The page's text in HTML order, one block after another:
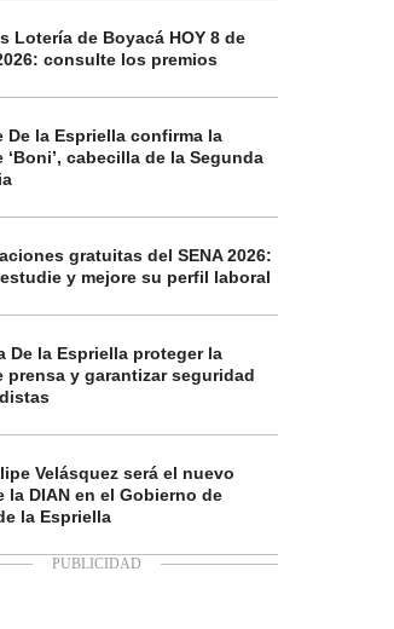
Lotería de Boyacá HOY 8 de
consulte los premios
De la Espriella confirma la
‘Boni’, cabecilla de la Segunda
gratuitas del SENA 2026:
y mejore su perfil laboral
De la Espriella proteger la
prensa y garantizar seguridad
Velásquez será el nuevo
la DIAN en el Gobierno de
la Espriella